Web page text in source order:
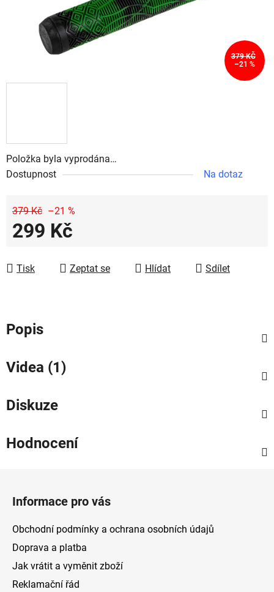
Položka byla vyprodána…
Dostupnost
Na dotaz
379 Kč –21 %
299 Kč
Tisk
Zeptat se Hlídat Sdílet
379 KČ
–21 %
Popis
Videa (1)
Diskuze
Hodnocení
Informace pro vás
Obchodní podmínky a ochrana osobních údajů
Doprava a platba
Jak vrátit a vyměnit zboží
Reklamační řád